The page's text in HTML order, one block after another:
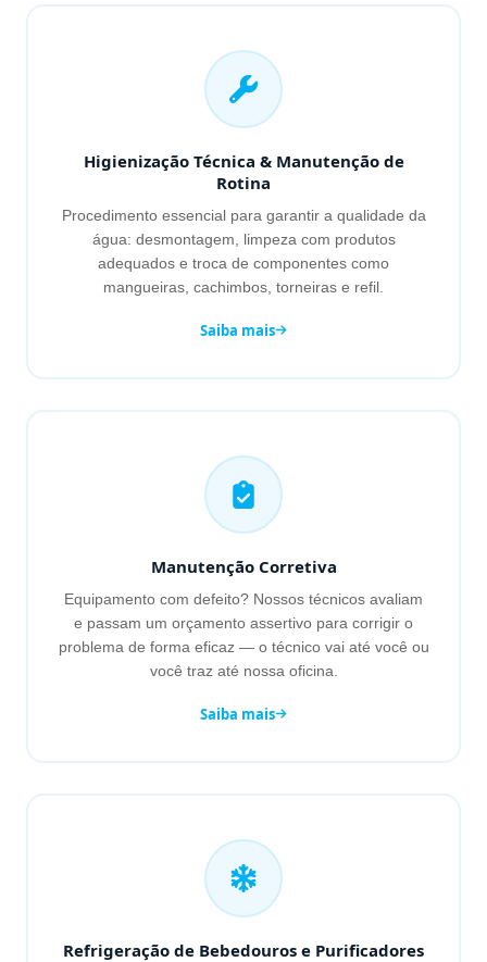
Higienização Técnica & Manutenção de
Rotina
Procedimento essencial para garantir a qualidade da
água: desmontagem, limpeza com produtos
adequados e troca de componentes como
mangueiras, cachimbos, torneiras e refil.
Saiba mais
Manutenção Corretiva
Equipamento com defeito? Nossos técnicos avaliam
e passam um orçamento assertivo para corrigir o
problema de forma eficaz — o técnico vai até você ou
você traz até nossa oficina.
Saiba mais
Refrigeração de Bebedouros e Purificadores